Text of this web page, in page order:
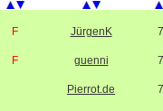
F JürgenK
F guenni
Pierrot.de